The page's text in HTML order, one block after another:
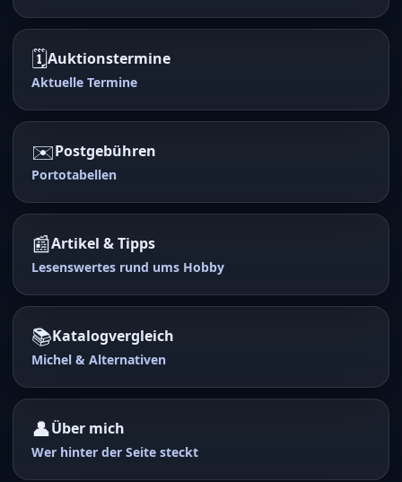
🗓️Auktionstermine
Aktuelle Termine
✉️Postgebühren
Portotabellen
📰Artikel & Tipps
Lesenswertes rund ums Hobby
📚Katalogvergleich
Michel & Alternativen
👤Über mich
Wer hinter der Seite steckt